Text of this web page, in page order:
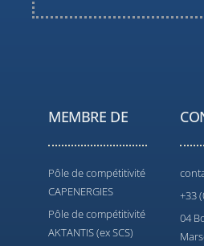
MEMBRE DE
Pôle de compétitivité
CAPENERGIES
Pôle de compétitivité
AKTANTIS (ex SCS)
+33
04